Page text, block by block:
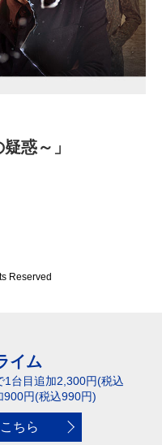
惑～」
Reserved
イム
1台目追加2,300円(税込
900円(税込990円)
ちら